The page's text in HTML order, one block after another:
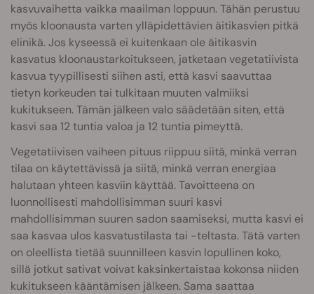
kasvuvaihetta vaikka maailman loppuun. Tähän perustuu
myös kloonausta varten ylläpidettävien äitikasvien pitkä
elinikä. Jos kyseessä ei kuitenkaan ole äitikasvin
kasvatus kloonaustarkoitukseen, jatketaan vegetatiivista
kasvua tyypillisesti siihen asti, että kasvi saavuttaa
tietyn korkeuden tai tulkitaan muuten valmiiksi
kukitukseen. Tämän jälkeen valo säädetään siten, että
kasvi saa 12 tuntia valoa ja 12 tuntia pimeyttä.
Vegetatiivisen vaiheen pituus riippuu siitä, minkä verran
tilaa on käytettävissä ja siitä, minkä verran energiaa
halutaan yhteen kasviin käyttää. Tavoitteena on
luonnollisesti mahdollisimman suuri kasvi
mahdollisimman suuren sadon saamiseksi, mutta kasvi ei
saa kasvaa ulos kasvatustilasta tai -teltasta. Tätä varten
on oleellista tietää suunnilleen kasvin lopullinen koko,
sillä jotkut sativat voivat kaksinkertaistaa kokonsa niiden
kukitukseen kääntämisen jälkeen. Sama saattaa